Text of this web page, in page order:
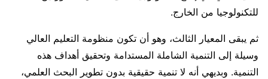
للتكنولوجيا من الخارج.
ثم يبقى المعيار الثالث، وهو أن تكون منظومة التعليم العالي
وسيلة إلى التنمية الشاملة المستدامة وتحقيق أهداف هذه
التنمية. وبديهي أنه لا تنمية حقيقية بدون تطوير البحث العلمي،